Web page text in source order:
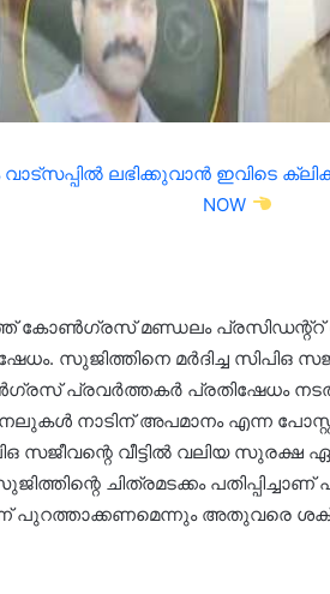
ലഭിക്കുവാൻ ഇവിടെ
NOW
മണ്ഡലം പ്രസിഡന്റ്റ്
സുജിത്തിനെ മർദിച്ച സിപിഒ
പ്രവർത്തകർ പ്രതിഷേധം
നാടിന് അപമാനം എന്ന പോസ്റ്റർ
സജീവന്റെ വീട്ടിൽ വലിയ സുരക്ഷ
ചിത്രമടക്കം
പുറത്താക്കണമെന്നും അതുവരെ